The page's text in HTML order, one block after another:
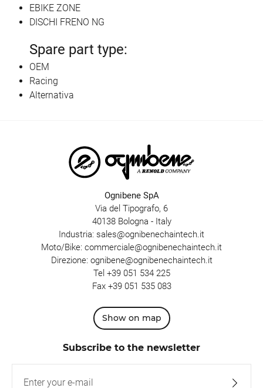
EBIKE ZONE
DISCHI FRENO NG
Spare part type:
OEM
Racing
Alternativa
Ognibene SpA
Via del Tipografo, 6
40138 Bologna - Italy
Industria: sales@ognibenechaintech.it
Moto/Bike: commerciale@ognibenechaintech.it
Direzione: ognibene@ognibenechaintech.it
Tel +39 051 534 225
Fax +39 051 535 083
Show on map
Subscribe to the newsletter